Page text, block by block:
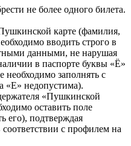
не более одного билета.
карте (фамилия,
вводить строго в
данными, не нарушая
в паспорте буквы «Ё»
заполнять с
«Е» недопустима).
«Пушкинской
оставить поле
его), подтверждая
с профилем на